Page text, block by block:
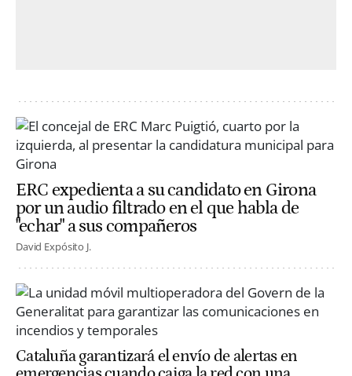
ERC expedienta a su candidato en Girona
por un audio filtrado en el que habla de
"echar" a sus compañeros
David Expósito J.
Cataluña garantizará el envío de alertas en